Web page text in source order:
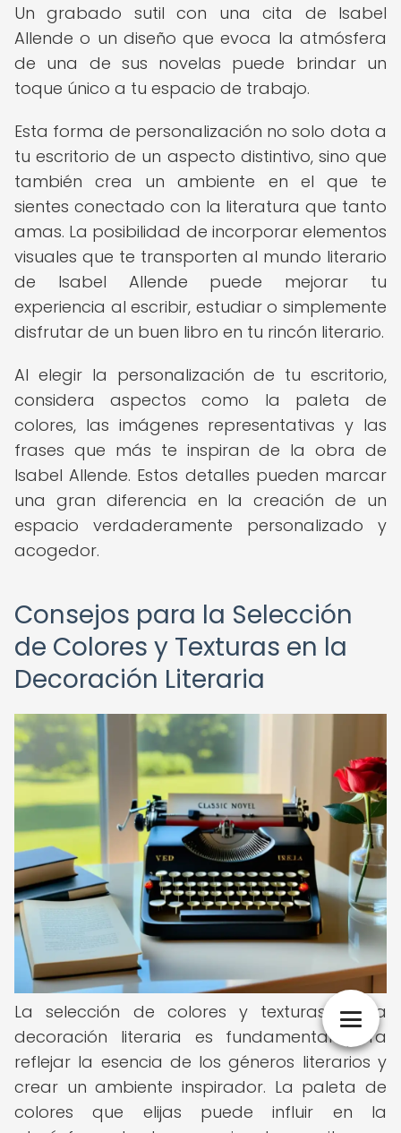
Un grabado sutil con una cita de Isabel
Allende o un diseño que evoca la atmósfera
de una de sus novelas puede brindar un
toque único a tu espacio de trabajo.
Esta forma de personalización no solo dota a
tu escritorio de un aspecto distintivo, sino que
también crea un ambiente en el que te
sientes conectado con la literatura que tanto
amas. La posibilidad de incorporar elementos
visuales que te transporten al mundo literario
de Isabel Allende puede mejorar tu
experiencia al escribir, estudiar o simplemente
disfrutar de un buen libro en tu rincón literario.
Al elegir la personalización de tu escritorio,
considera aspectos como la paleta de
colores, las imágenes representativas y las
frases que más te inspiran de la obra de
Isabel Allende. Estos detalles pueden marcar
una gran diferencia en la creación de un
espacio verdaderamente personalizado y
acogedor.
Consejos para la Selección
de Colores y Texturas en la
Decoración Literaria
La selección de colores y texturas en la
decoración literaria es fundamental para
reflejar la esencia de los géneros literarios y
crear un ambiente inspirador. La paleta de
colores que elijas puede influir en la